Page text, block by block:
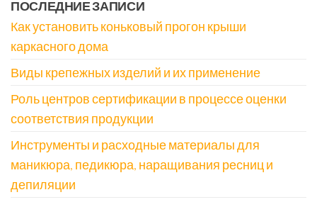
ПОСЛЕДНИЕ ЗАПИСИ
Как установить коньковый прогон крыши
каркасного дома
Виды крепежных изделий и их применение
Роль центров сертификации в процессе оценки
соответствия продукции
Инструменты и расходные материалы для
маникюра, педикюра, наращивания ресниц и
депиляции